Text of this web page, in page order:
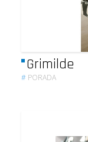
Grimilde
# PORADA